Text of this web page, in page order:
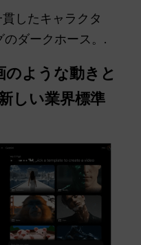
したキャラクタ
ダークホース。.
ような動きと
しい業界標準